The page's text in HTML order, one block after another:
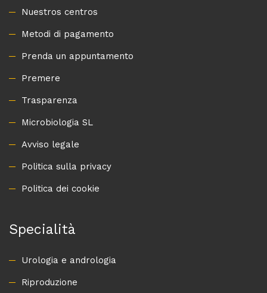
Nuestros centros
Metodi di pagamento
Prenda un appuntamento
Premere
Trasparenza
Microbiologia SL
Avviso legale
Politica sulla privacy
Politica dei cookie
Specialità
Urologia e andrologia
Riproduzione